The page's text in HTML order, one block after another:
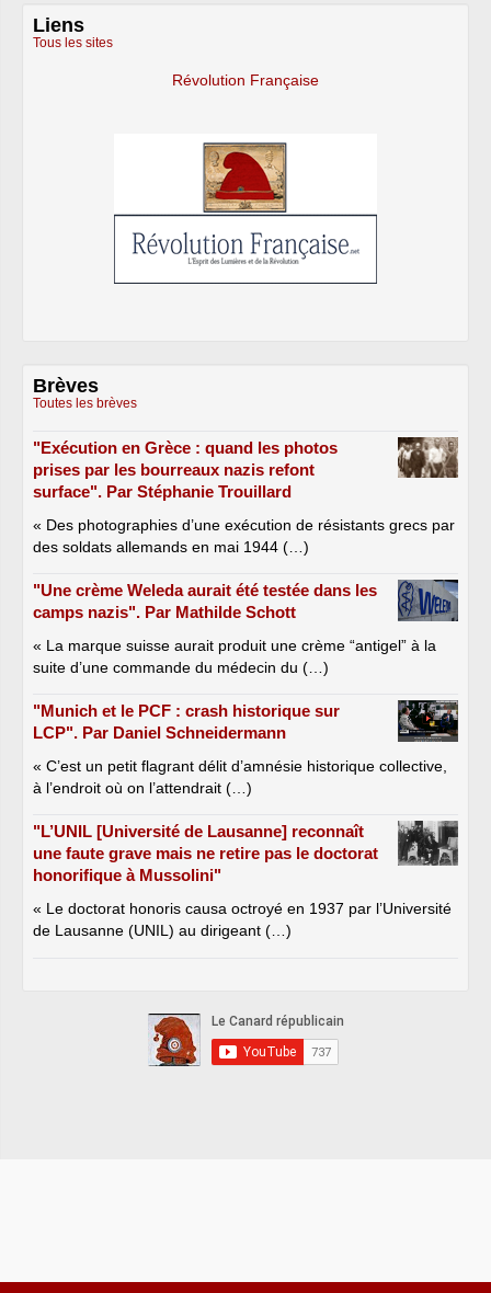
Liens
Tous les sites
Révolution Française
Brèves
Toutes les brèves
"Exécution en Grèce : quand les photos
prises par les bourreaux nazis refont
surface". Par Stéphanie Trouillard
« Des photographies d’une exécution de résistants grecs par
des soldats allemands en mai 1944 (…)
"Une crème Weleda aurait été testée dans les
camps nazis". Par Mathilde Schott
« La marque suisse aurait produit une crème “antigel” à la
suite d’une commande du médecin du (…)
"Munich et le PCF : crash historique sur
LCP". Par Daniel Schneidermann
« C’est un petit flagrant délit d’amnésie historique collective,
à l’endroit où on l’attendrait (…)
"L’UNIL [Université de Lausanne] reconnaît
une faute grave mais ne retire pas le doctorat
honorifique à Mussolini"
« Le doctorat honoris causa octroyé en 1937 par l’Université
de Lausanne (UNIL) au dirigeant (…)